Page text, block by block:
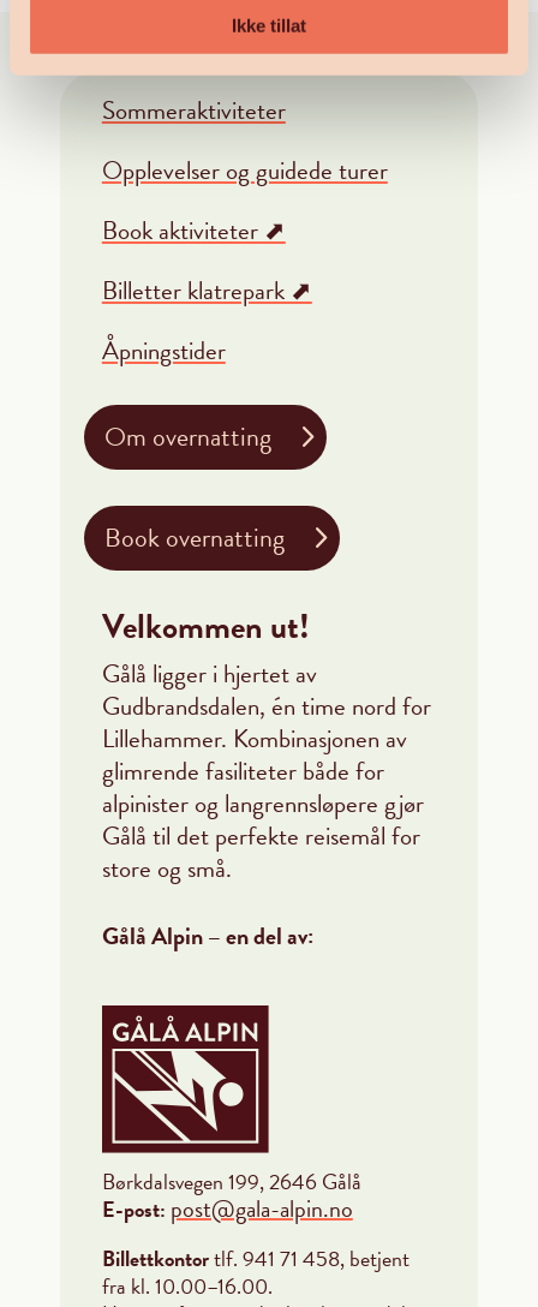
Ikke tillat
Sommeraktiviteter
Opplevelser og guidede turer
Book aktiviteter ⬈
Billetter klatrepark ⬈
Åpningstider
Om overnatting
Book overnatting
Velkommen ut!
Gålå ligger i hjertet av
Gudbrandsdalen, én time nord for
Lillehammer. Kombinasjonen av
glimrende fasiliteter både for
alpinister og langrennsløpere gjør
Gålå til det perfekte reisemål for
store og små.
Gålå Alpin – en del av:
Børkdalsvegen 199, 2646 Gålå
E-post: post@gala-alpin.no
Billettkontortlf. 941 71 458, betjent
fra kl. 10.00–16.00.